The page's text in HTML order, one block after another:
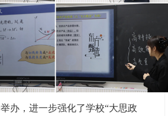
办，进一步强化了学校“大思政